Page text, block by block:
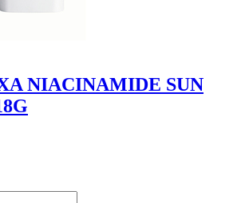
NIACINAMIDE SUN